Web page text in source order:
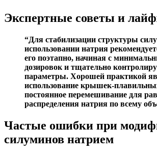
Экспертные советы и
“Для стабилизации структуры
использовании натрия
его поэтапно, начиная с
дозировок и тщательно
параметры. Хорошей практикой
использование крышек-
постоянное перемешивание для
распределения натрия по всему
Частые ошибки при
силуминов натрием